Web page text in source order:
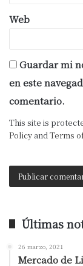
Web
Guardar mi
en este
comentario.
This site is
Policy and Terms
Últimas
26 marzo, 2021
Mercado de